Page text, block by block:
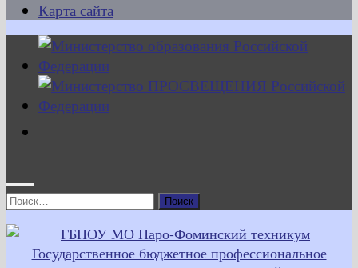
Карта сайта
Найти: